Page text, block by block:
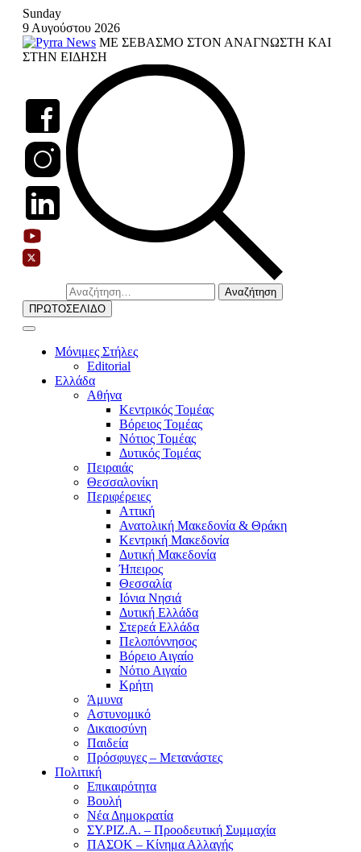
Skip
content
Sunday
9 Αυγούστου 2026
ΜΕ ΣΕΒΑΣΜΟ ΣΤΟΝ ΑΝΑΓΝΩΣΤΗ ΚΑΙ
ΣΤΗΝ ΕΙΔΗΣΗ
Αναζήτηση
για:
ΠΡΩΤΟΣΕΛΙΔΟ
Μόνιμες Στήλες
Editorial
Ελλάδα
Αθήνα
Κεντρικός Τομέας
Βόρειος Τομέας
Νότιος Τομέας
Δυτικός Τομέας
Πειραιάς
Θεσσαλονίκη
Περιφέρειες
Αττική
Ανατολική Μακεδονία & Θράκη
Κεντρική Μακεδονία
Δυτική Μακεδονία
Ήπειρος
Θεσσαλία
Ιόνια Νησιά
Δυτική Ελλάδα
Στερεά Ελλάδα
Πελοπόννησος
Βόρειο Αιγαίο
Νότιο Αιγαίο
Κρήτη
Άμυνα
Αστυνομικό
Δικαιοσύνη
Παιδεία
Πρόσφυγες – Μετανάστες
Πολιτική
Επικαιρότητα
Βουλή
Νέα Δημοκρατία
ΣΥ.ΡΙΖ.Α. – Προοδευτική Συμμαχία
ΠΑΣΟΚ – Κίνημα Αλλαγής